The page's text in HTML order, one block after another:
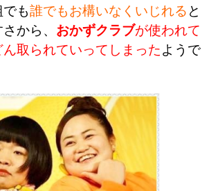
も誰でもお構いなくいじれる と
から、 おかずクラブが使われて
取られていってしまったようで